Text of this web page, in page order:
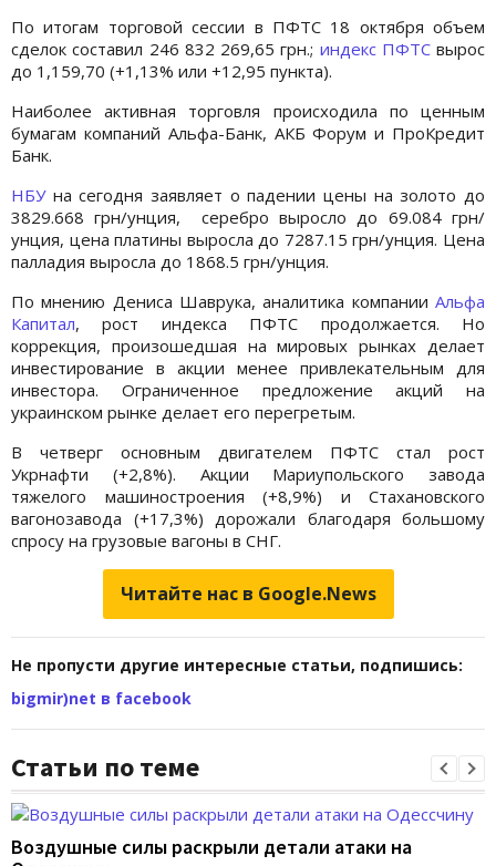
По итогам торговой сессии в ПФТС 18 октября объем
сделок составил 246 832 269,65 грн.; индекс ПФТСвырос
до 1,159,70 (+1,13% или +12,95 пункта).
Наиболее активная торговля происходила по ценным
бумагам компаний Альфа-Банк, АКБ Форум и ПроКредит
Банк.
НБУна сегодня заявляет о падении цены на золото до
3829.668 грн/унция, серебро выросло до 69.084 грн/
унция, цена платины выросла до 7287.15 грн/унция. Цена
палладия выросла до 1868.5 грн/унция.
По мнению Дениса Шаврука, аналитика компании Альфа
Капитал, рост индекса ПФТС продолжается. Но
коррекция, произошедшая на мировых рынках делает
инвестирование в акции менее привлекательным для
инвестора. Ограниченное предложение акций на
украинском рынке делает его перегретым.
В четверг основным двигателем ПФТС стал рост
Укрнафти (+2,8%). Акции Мариупольского завода
тяжелого машиностроения (+8,9%) и Стахановского
вагонозавода (+17,3%) дорожали благодаря большому
спросу на грузовые вагоны в СНГ.
Читайте нас в Google.News
Не пропусти другие интересные статьи, подпишись:
bigmir)net в facebook
Статьи по теме
Воздушные силы раскрыли детали атаки на